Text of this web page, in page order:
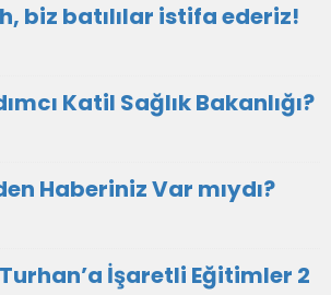
biz batılılar istifa ederiz!
Katil Sağlık Bakanlığı?
Haberiniz Var mıydı?
İşaretli Eğitimler 2